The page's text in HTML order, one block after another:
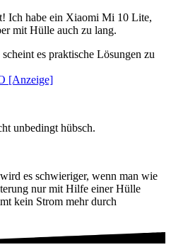
Ich habe ein Xiaomi Mi 10 Lite,
mit Hülle auch zu lang.
es praktische Lösungen zu
[Anzeige]
unbedingt hübsch.
es schwieriger, wenn man wie
nur mit Hilfe einer Hülle
kein Strom mehr durch